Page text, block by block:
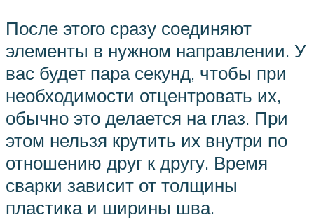
После этого сразу соединяют
элементы в нужном направлении. У
вас будет пара секунд, чтобы при
необходимости отцентровать их,
обычно это делается на глаз. При
этом нельзя крутить их внутри по
отношению друг к другу. Время
сварки зависит от толщины
пластика и ширины шва.